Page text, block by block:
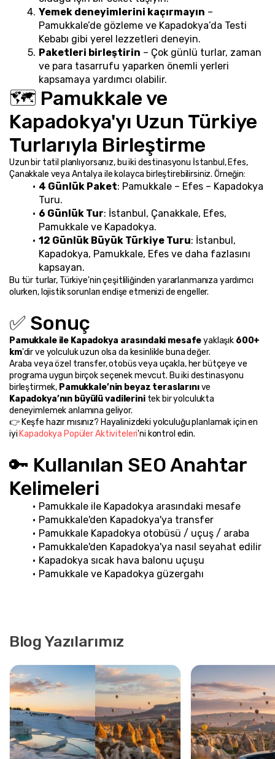
Yemek deneyimlerini kaçırmayın –
Pamukkale’de gözleme ve Kapadokya’da Testi
Kebabı gibi yerel lezzetleri deneyin.
Paketleri birleştirin – Çok günlü turlar, zaman
ve para tasarrufu yaparken önemli yerleri
kapsamaya yardımcı olabilir.
🗺️ Pamukkale ve
Kapadokya'yı Uzun Türkiye
Turlarıyla Birleştirme
Uzun bir tatil planlıyorsanız, bu iki destinasyonu İstanbul, Efes,
Çanakkale veya Antalya ile kolayca birleştirebilirsiniz. Örneğin:
4 Günlük Paket: Pamukkale – Efes – Kapadokya
Turu.
6 Günlük Tur: İstanbul, Çanakkale, Efes,
Pamukkale ve Kapadokya.
12 Günlük Büyük Türkiye Turu: İstanbul,
Kapadokya, Pamukkale, Efes ve daha fazlasını
kapsayan.
Bu tür turlar, Türkiye'nin çeşitliliğinden yararlanmanıza yardımcı
olurken, lojistik sorunları endişe etmenizi de engeller.
✅ Sonuç
Pamukkale ile Kapadokya arasındaki mesafe yaklaşık 600+
km'dir ve yolculuk uzun olsa da kesinlikle buna değer.
Araba veya özel transfer, otobüs veya uçakla, her bütçeye ve
programa uygun birçok seçenek mevcut. Bu iki destinasyonu
birleştirmek, Pamukkale’nin beyaz teraslarını
Kapadokya’nın büyülü vadilerini tek bir yolculukta
deneyimlemek anlamına geliyor.
👉 Keşfe hazır mısınız? Hayalinizdeki yolculuğu planlamak için en
iyi Kapadokya Popüler Aktiviteleri'ni kontrol edin.
🔑 Kullanılan SEO Anahtar
Kelimeleri
Pamukkale ile Kapadokya arasındaki mesafe
Pamukkale'den Kapadokya'ya transfer
Pamukkale Kapadokya otobüsü / uçuş / araba
Pamukkale'den Kapadokya'ya nasıl seyahat edilir
Kapadokya sıcak hava balonu uçuşu
Pamukkale ve Kapadokya güzergahı
Blog Yazılarımız